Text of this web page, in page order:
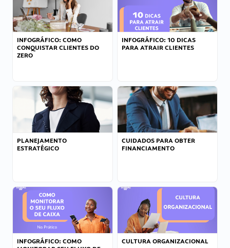
INFOGRÁFICO: COMO
CONQUISTAR CLIENTES DO
ZERO
INFOGRÁFICO: 10 DICAS
PARA ATRAIR CLIENTES
PLANEJAMENTO
ESTRATÉGICO
CUIDADOS PARA OBTER
FINANCIAMENTO
INFOGRÁFICO: COMO
CULTURA ORGANIZACIONAL